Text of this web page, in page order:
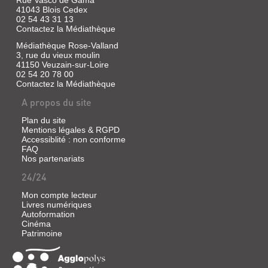
Amin,
36
ans,
un
réfugié
afghan
homosexuel,
accepte
de
son
histoire.
Allongé,
les
yeux
clos,
sur
une
table
recouverte
d'un
tissu
oriental,
replonge
dans
passé,
entre
41043 Blois Cedex
02 54 43 31 13
Contactez la Médiathèque
Médiathèque Rose-Valland
3, rue du vieux moulin
41150 Veuzain-sur-Loire
02 54 20 78 00
Contactez la Médiathèque
A propos du site
Plan du site
Mentions légales & RGPD
Accessiblité : non conforme
FAQ
Nos partenariats
24/24
Mon compte lecteur
Livres numériques
Autoformation
Cinéma
Patrimoine